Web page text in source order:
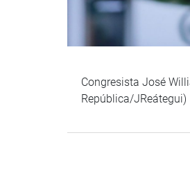
Congresista José
República/JReátegui)